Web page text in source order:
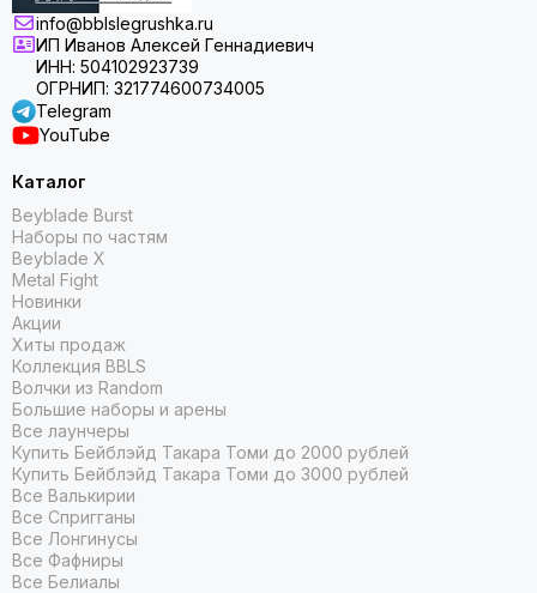
info@bblslegrushka.ru
ИП Иванов Алексей Геннадиевич
ИНН: 504102923739
ОГРНИП: 321774600734005
Telegram
YouTube
Каталог
Beyblade Burst
Наборы по частям
Beyblade X
Metal Fight
Новинки
Акции
Хиты продаж
Коллекция BBLS
Волчки из Random
Большие наборы и арены
Все лаунчеры
Купить Бейблэйд Такара Томи до 2000 рублей
Купить Бейблэйд Такара Томи до 3000 рублей
Все Валькирии
Все Спригганы
Все Лонгинусы
Все Фафниры
Все Белиалы